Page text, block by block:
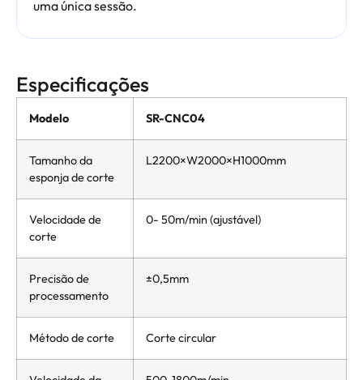
uma única sessão.
Especificações
Modelo SR-CNC04
Tamanho da
esponja de corte
L2200×W2000×H1000mm
Velocidade de
corte
0- 50m/min (ajustável)
Precisão de
processamento
±0,5mm
Método de corte Corte circular